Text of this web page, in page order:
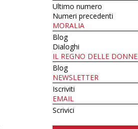
Ultimo numero
Numeri precedenti
MORALIA
Blog
Dialoghi
IL REGNO DELLE DONNE
Blog
NEWSLETTER
Iscriviti
EMAIL
Scrivici